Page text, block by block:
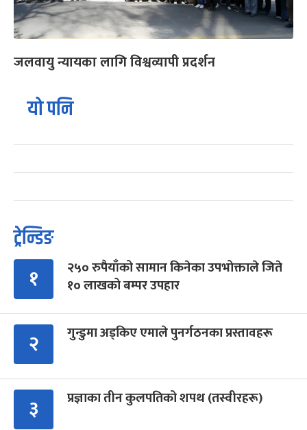
जलवायु न्यायका लागि विश्वव्यापी प्रदर्शन
यो पनि
ट्रेन्डिङ
१
२५० रुपैयाँको सामान किनेका उपभोक्ताले जिते
१० लाखको बम्पर उपहार
२ गुन्डुमा अड्किए एमाले पुनर्गठनका प्रस्तावहरू
३ प्रज्ञाका तीन कुलपतिको शपथ (तस्वीरहरू)